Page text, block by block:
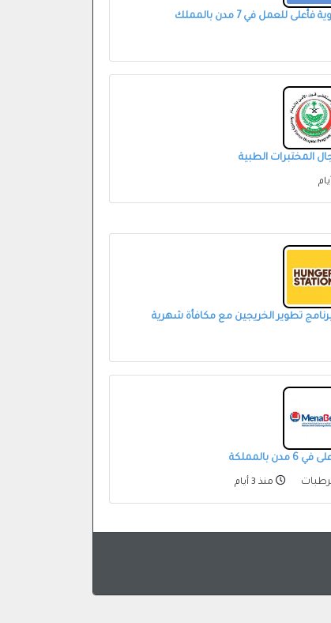
للعمل في 7 مدن بالمملك
المختبرات الطبية
تطوير الخريجين مع مكافأة شهرية
منذ 3 أيام